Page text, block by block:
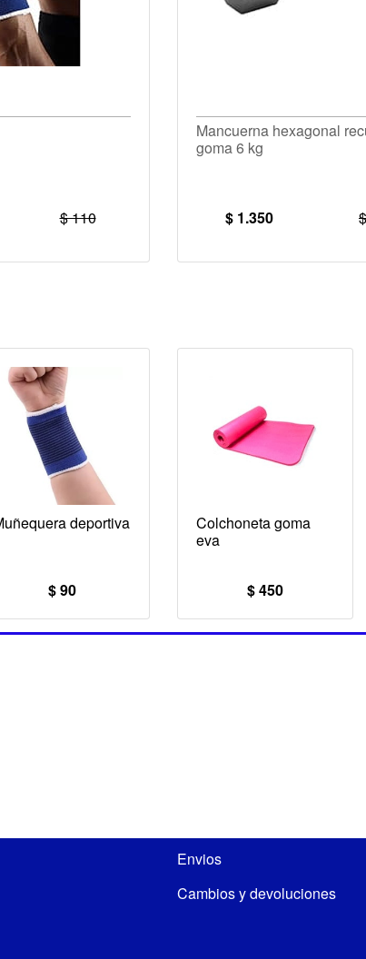
$ 110
Mancuerna hexagonal
goma 6 kg
$ 1.350
deportiva
$ 90
Colchoneta goma
eva
$ 450
Envios
Cambios y devoluciones